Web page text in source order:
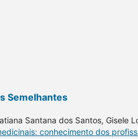
Semelhantes
Santana dos Santos, Gisele
conhecimento dos